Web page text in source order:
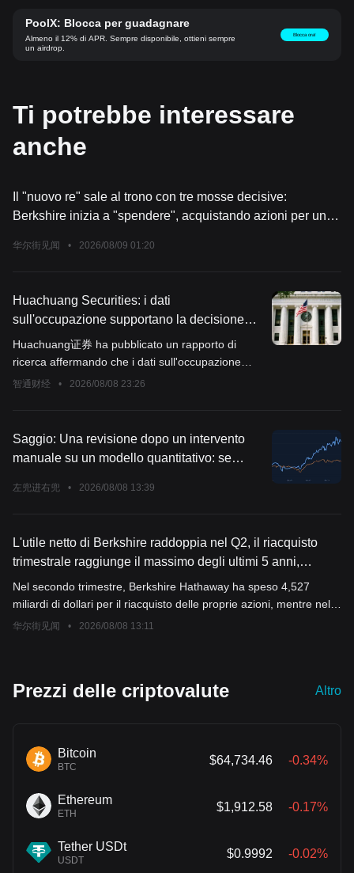
PoolX: Blocca per guadagnare
Almeno il 12% di APR. Sempre disponibile, ottieni sempre
un airdrop.
Blocca ora!
Ti potrebbe interessare
anche
Il "nuovo re" sale al trono con tre mosse decisive:
Berkshire inizia a "spendere", acquistando azioni per un
华尔街见闻 • 2026/08/09 01:20
Huachuang Securities: i dati
sull'occupazione supportano la decisione
della Federal Reserve di mantenere i tassi
invariati
Huachuang证券 ha pubblicato un rapporto di
ricerca affermando che i dati sull'occupazione
supportano la decisione della Federal Reserve di
智通财经 • 2026/08/08 23:26
Saggio: Una revisione dopo un intervento
manuale su un modello quantitativo: se
左兜进右兜 • 2026/08/08 13:39
L'utile netto di Berkshire raddoppia nel Q2, il riacquisto
trimestrale raggiunge il massimo degli ultimi 5 anni,
Google entra tra le prime cinque partecipazioni
Nel secondo trimestre, Berkshire Hathaway ha speso 4,527
miliardi di dollari per il riacquisto delle proprie azioni, mentre nel
primo trimestre l'ammontare dei riacquisti era stato di soli circa
secondo trimestre la società ha acquistato azioni nette per circa
华尔街见闻 • 2026/08/08 13:11
Prezzi delle criptovalute Altro
Bitcoin
BTC
$64,734.46 -0.34%
Ethereum
ETH
$1,912.58 -0.17%
Tether USDt
USDT
$0.9992 -0.02%